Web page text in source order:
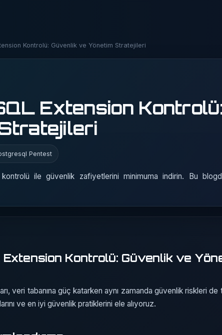
Kontrolü: Güvenlik ve Yönetim Stratejileri
Extension
Pentest
ile güvenlik zafiyetlerini minimuma indirin. Bu
Kontrolü: Güvenlik ve
veri tabanına güç katarken aynı zamanda güvenlik riskleri de
ve en iyi güvenlik pratiklerini ele alıyoruz.